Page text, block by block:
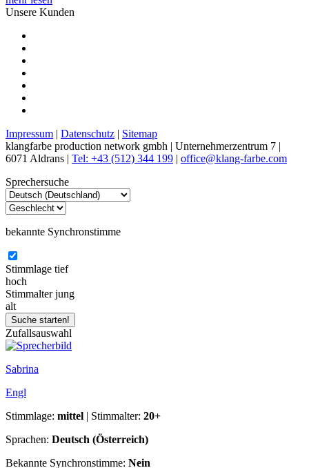
Unsere Kunden
Impressum | Datenschutz | Sitemap
klangfarbe production network gmbh | Unternehmerzentrum 7 |
6071 Aldrans | Tel: +43 (512) 344 199 | office@klang-farbe.com
Sprechersuche
bekannte Synchronstimme
Stimmlage tief
hoch
Stimmalter jung
alt
Zufallsauswahl
Sabrina
Engl
Stimmlage: mittel | Stimmalter: 20+
Sprachen: Deutsch (Österreich)
Bekannte Synchronstimme: Nein